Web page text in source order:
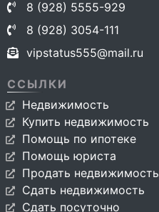
8 (928) 5555-929
8 (928) 3054-111
vipstatus555@mail.ru
ССЫЛКИ
Недвижимость
Купить недвижимость
Помощь по ипотеке
Помощь юриста
Продать недвижимость
Сдать недвижимость
Сдать посуточно